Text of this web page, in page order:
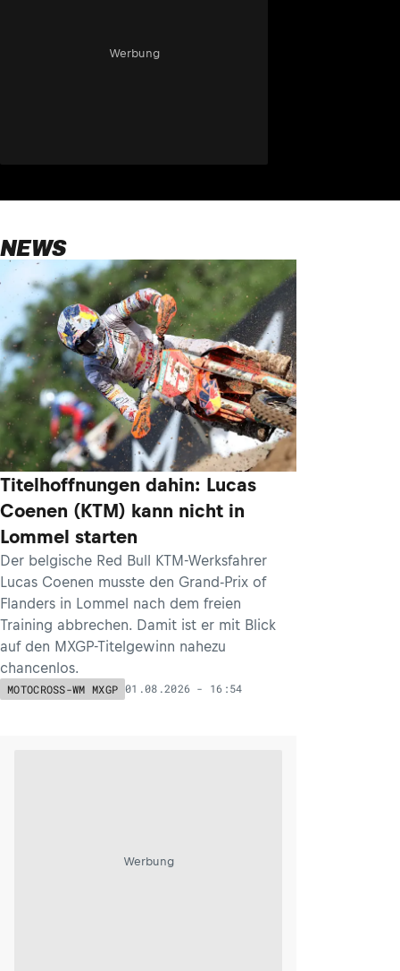
Werbung
NEWS
Titelhoffnungen dahin: Lucas
Coenen (KTM) kann nicht in
Lommel starten
Der belgische Red Bull KTM-Werksfahrer
Lucas Coenen musste den Grand-Prix of
Flanders in Lommel nach dem freien
Training abbrechen. Damit ist er mit Blick
auf den MXGP-Titelgewinn nahezu
chancenlos.
MOTOCROSS-WM MXGP 01.08.2026 - 16:54
Werbung